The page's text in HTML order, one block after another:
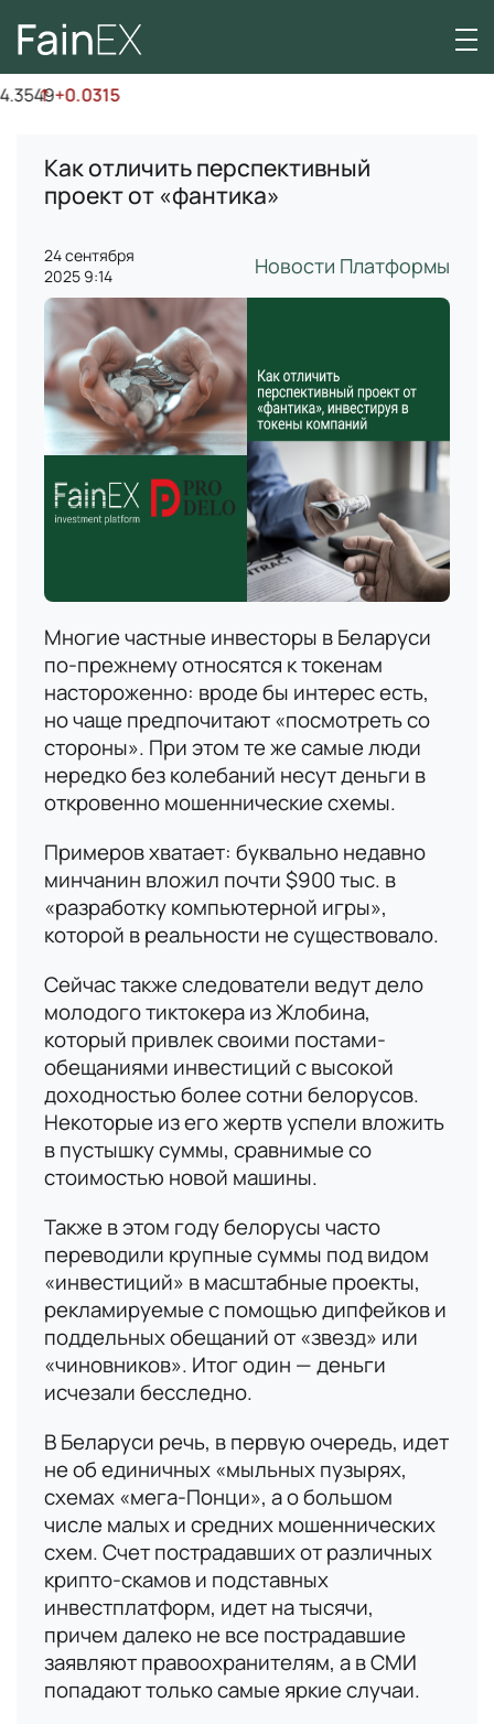
↑+0.0315
Как отличить перспективный
проект от «фантика»
24 сентября
2025 9:14
Новости Платформы
Многие частные инвесторы в Беларуси
по-прежнему относятся к токенам
настороженно: вроде бы интерес есть,
но чаще предпочитают «посмотреть со
стороны». При этом те же самые люди
нередко без колебаний несут деньги в
откровенно мошеннические схемы.
Примеров хватает: буквально недавно
минчанин вложил почти $900 тыс. в
«разработку компьютерной игры»,
которой в реальности не существовало.
Сейчас также следователи ведут дело
молодого тиктокера из Жлобина,
который привлек своими постами-
обещаниями инвестиций с высокой
доходностью более сотни белорусов.
Некоторые из его жертв успели вложить
в пустышку суммы, сравнимые со
стоимостью новой машины.
Также в этом году белорусы часто
переводили крупные суммы под видом
«инвестиций» в масштабные проекты,
рекламируемые с помощью дипфейков и
поддельных обещаний от «звезд» или
«чиновников». Итог один — деньги
исчезали бесследно.
В Беларуси речь, в первую очередь, идет
не об единичных «мыльных пузырях,
схемах «мега-Понци», а о большом
числе малых и средних мошеннических
схем. Счет пострадавших от различных
крипто-скамов и подставных
инвестплатформ, идет на тысячи,
причем далеко не все пострадавшие
заявляют правоохранителям, а в СМИ
попадают только самые яркие случаи.